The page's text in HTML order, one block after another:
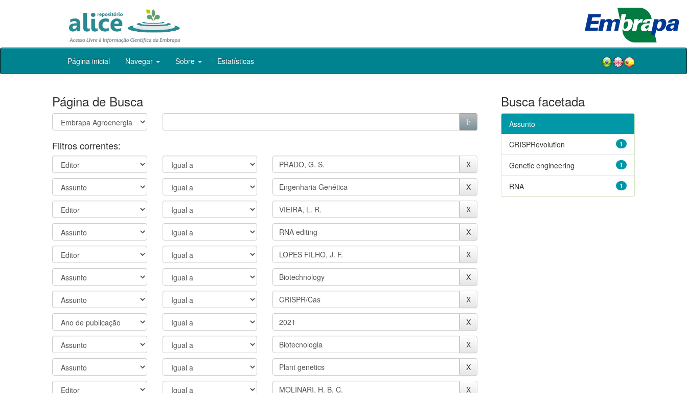
Skip
Página inicial Navegar Sobre Estatísticas
Página de Busca
Filtros correntes:
Busca facetada
Assunto
1
CRISPRevolution
1
Genetic engineering
1
RNA